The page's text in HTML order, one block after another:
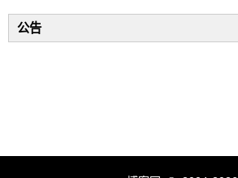
公告